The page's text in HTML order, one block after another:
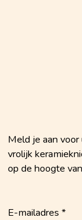
Meld je aan
vrolijk
op de hoogte
E-mailadres *